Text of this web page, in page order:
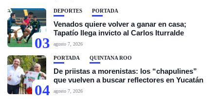
03
DEPORTES PORTADA
Venados quiere volver a ganar en casa;
Tapatío llega invicto al Carlos Iturralde
agosto 7, 2026
04
PORTADA QUINTANA ROO
De priistas a morenistas: los “chapulines”
que vuelven a buscar reflectores en Yucatán
agosto 7, 2026